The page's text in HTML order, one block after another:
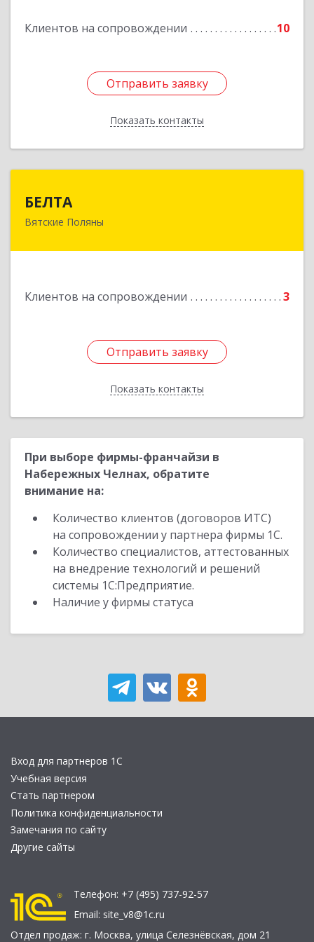
Клиентов на сопровождении 10
Отправить заявку
Показать контакты
Подробнее
Отправить заявку
Назад
БЕЛТА
Вятские Поляны
Клиентов на сопровождении 3
Отправить заявку
Показать контакты
612960, Кировская обл, Вятские Поляны г,
Отправить заявку
Назад
При выборе фирмы-франчайзи в
Набережных Челнах, обратите
внимание на:
Количество клиентов (договоров ИТС)
на сопровождении у партнера фирмы 1С.
Количество специалистов, аттестованных
на внедрение технологий и решений
системы 1С:Предприятие.
Наличие у фирмы статуса
Вход для партнеров 1С
Учебная версия
Стать партнером
Политика конфиденциальности
Замечания по сайту
Другие сайты
Телефон: +7 (495) 737-92-57
Email: site_v8@1c.ru
Отдел продаж: г. Москва, улица Селезнёвская, дом 21